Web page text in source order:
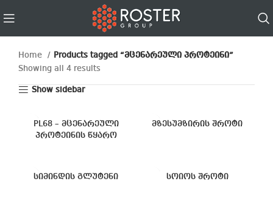
Home
Products tagged “მცენარეული პროტეინი”
Showing all 4 results
Show sidebar
PL68 – მცენარეული
პროტეინის წყარო
მზესუმზირის შროტი
სიმინდის გლუტენი სოიოს შროტი